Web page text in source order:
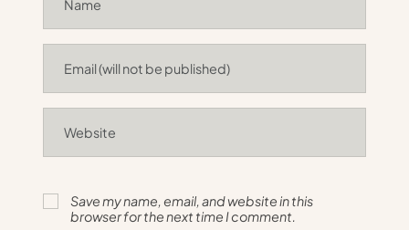
Save my name, email, and website in this
browser for the next time I comment.